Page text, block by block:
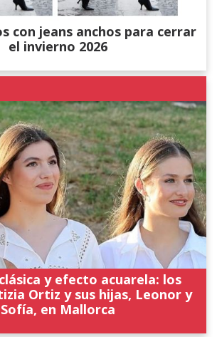
con jeans anchos para cerrar
el invierno 2026
y efecto acuarela: los
Ortiz y sus hijas, Leonor y
Sofía, en Mallorca